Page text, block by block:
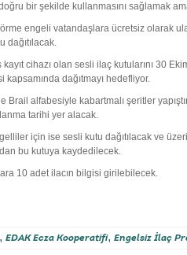
bir şekilde kullanmasını sağlamak
engeli vatandaşlara ücretsiz olarak
dağıtılacak.
cihazı olan sesli ilaç kutularını 30
dağıtmayı hedefliyor.
Brail alfabesiyle kabartmalı şeritler
tarihi yer alacak.
için ise sesli kutu dağıtılacak ve
bu kutuya kaydedilecek.
10 adet ilacın bilgisi girilebilecek.
, EDAK Ecza Kooperatifi, Engelsiz İlaç